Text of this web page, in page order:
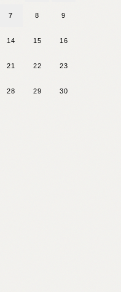
7 8 9
14 15 16
21 22 23
28 29 30